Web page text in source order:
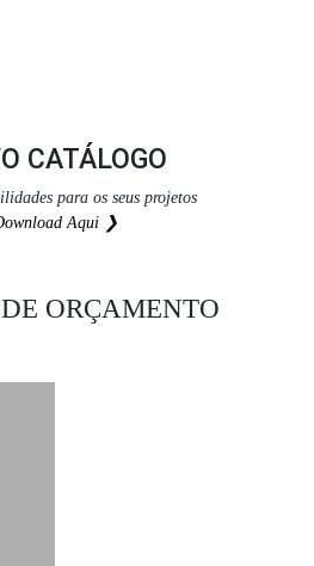
CATÁLOGO
para os seus projetos
Aqui ❯
ORÇAMENTO